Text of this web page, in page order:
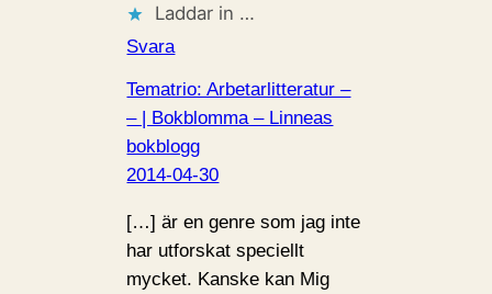
Laddar in …
Svara
Tematrio: Arbetarlitteratur –
– | Bokblomma – Linneas
bokblogg
2014-04-30
[…] är en genre som jag inte
har utforskat speciellt
mycket. Kanske kan Mig